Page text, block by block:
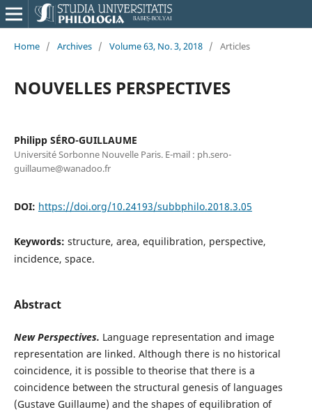
Home / Archives / Volume 63, No. 3, 2018 / Articles
NOUVELLES PERSPECTIVES
Philipp SÉRO-GUILLAUME
Université Sorbonne Nouvelle Paris. E-mail : ph.sero-
guillaume@wanadoo.fr
DOI: https://doi.org/10.24193/subbphilo.2018.3.05
Keywords: structure, area, equilibration, perspective,
incidence, space.
Abstract
New Perspectives. Language representation and image
representation are linked. Although there is no historical
coincidence, it is possible to theorise that there is a
coincidence between the structural genesis of languages
(Gustave Guillaume) and the shapes of equilibration of